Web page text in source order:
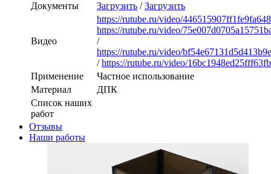
Документы
Загрузить /Загрузить
Видео
https://rutube.ru/video/
https://rutube.ru/video/
/
https://rutube.ru/video/
/https://rutube.ru/video/
Применение
Частное использование
Материал
ДПК
Список наших
работ
Отзывы
Наши работы